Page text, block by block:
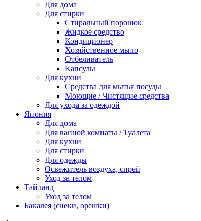
Для дома
Для стирки
Стиральный порошок
Жидкое средство
Кондиционер
Хозяйственное мыло
Отбеливатель
Капсулы
Для кухни
Средства для мытья посуды
Моющие / Чистящие средства
Для ухода за одеждой
Япония
Для дома
Для ванной комнаты / Туалета
Для кухни
Для стирки
Для одежды
Освежитель воздуха, спрей
Уход за телом
Тайланд
Уход за телом
Бакалея (снеки, орешки)